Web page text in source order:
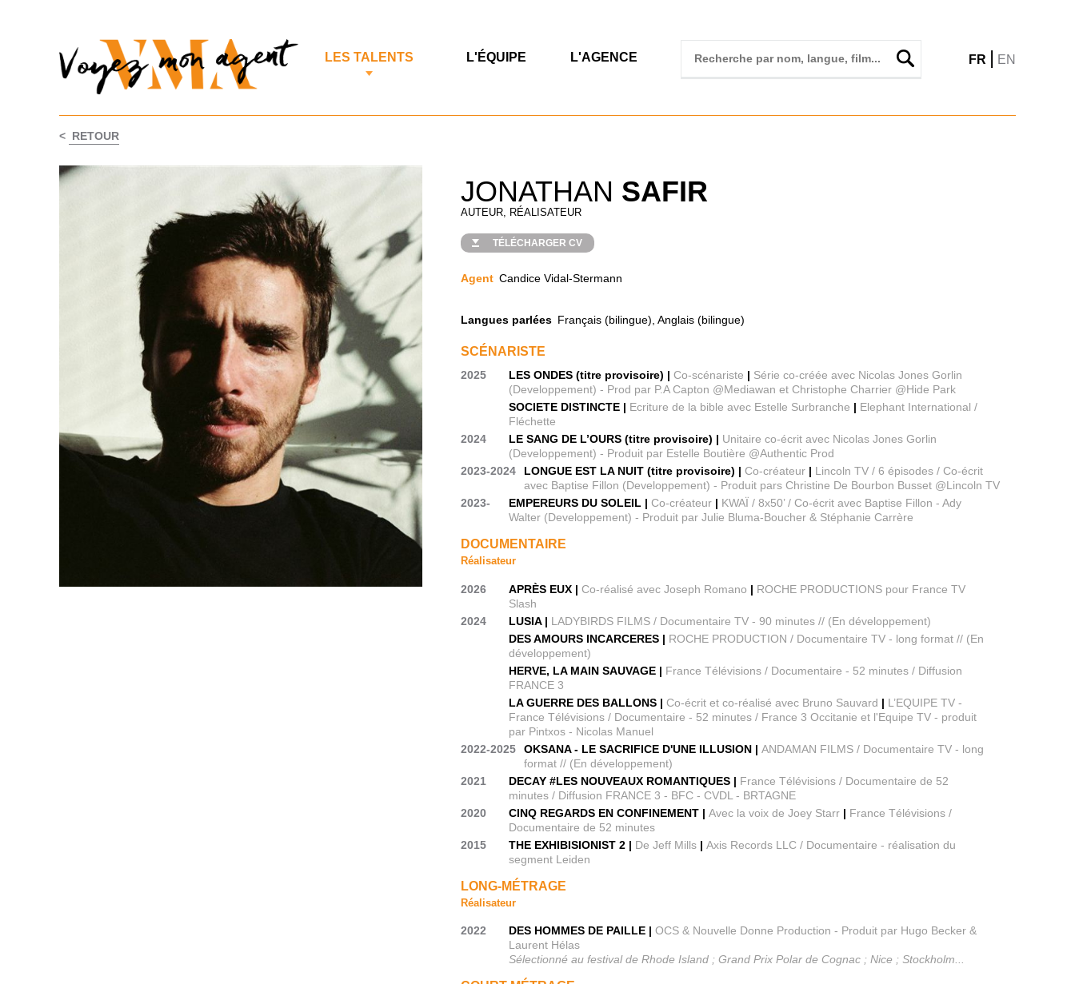
LES TALENTS L'ÉQUIPE L'AGENCE FR | EN
< RETOUR
JONATHAN SAFIR
AUTEUR, RÉALISATEUR
TÉLÉCHARGER CV
Agent Candice Vidal-Stermann
Langues parlées Français (bilingue), Anglais (bilingue)
SCÉNARISTE
2025 LES ONDES (titre provisoire) |Co-scénariste | Série co-créée avec Nicolas Jones Gorlin
(Developpement) - Prod par P.A Capton @Mediawan et Christophe Charrier @Hide Park
SOCIETE DISTINCTE | Ecriture de la bible avec Estelle Surbranche | Elephant International /
Fléchette
2024
LE SANG DE L’OURS (titre provisoire) | Unitaire co-écrit avec Nicolas Jones Gorlin
(Developpement) - Produit par Estelle Boutière @Authentic Prod
2023-2024
LONGUE EST LA NUIT (titre provisoire) |Co-créateur | Lincoln TV / 6 épisodes / Co-écrit
avec Baptise Fillon (Developpement) - Produit pars Christine De Bourbon Busset @Lincoln TV
2023-
EMPEREURS DU SOLEIL |Co-créateur | KWAÏ / 8x50’ / Co-écrit avec Baptise Fillon - Ady
Walter (Developpement) - Produit par Julie Bluma-Boucher & Stéphanie Carrère
DOCUMENTAIRE
Réalisateur
2026 APRÈS EUX |Co-réalisé avec Joseph Romano | ROCHE PRODUCTIONS pour France TV
Slash
2024
LUSIA | LADYBIRDS FILMS / Documentaire TV - 90 minutes // (En développement)
DES AMOURS INCARCERES | ROCHE PRODUCTION / Documentaire TV - long format // (En
développement)
HERVE, LA MAIN SAUVAGE | France Télévisions / Documentaire - 52 minutes / Diffusion
FRANCE 3
LA GUERRE DES BALLONS |Co-écrit et co-réalisé avec Bruno Sauvard | L’EQUIPE TV -
France Télévisions / Documentaire - 52 minutes / France 3 Occitanie et l'Equipe TV - produit
par Pintxos - Nicolas Manuel
2022-2025
OKSANA - LE SACRIFICE D'UNE ILLUSION |ANDAMAN FILMS / Documentaire TV - long
format // (En développement)
2021
DECAY #LES NOUVEAUX ROMANTIQUES | France Télévisions / Documentaire de 52
minutes / Diffusion FRANCE 3 - BFC - CVDL - BRTAGNE
2020
CINQ REGARDS EN CONFINEMENT |Avec la voix de Joey Starr | France Télévisions /
Documentaire de 52 minutes
2015
THE EXHIBISIONIST 2 | De Jeff Mills |Axis Records LLC / Documentaire - réalisation du
segment Leiden
LONG-MÉTRAGE
Réalisateur
2022 DES HOMMES DE PAILLE |OCS & Nouvelle Donne Production - Produit par Hugo Becker &
Laurent Hélas
Sélectionné au festival de Rhode Island ; Grand Prix Polar de Cognac ; Nice ; Stockholm...